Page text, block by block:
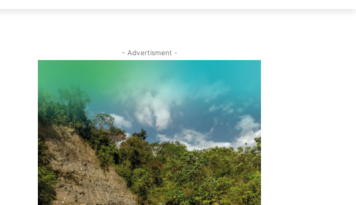
- Advertisment -